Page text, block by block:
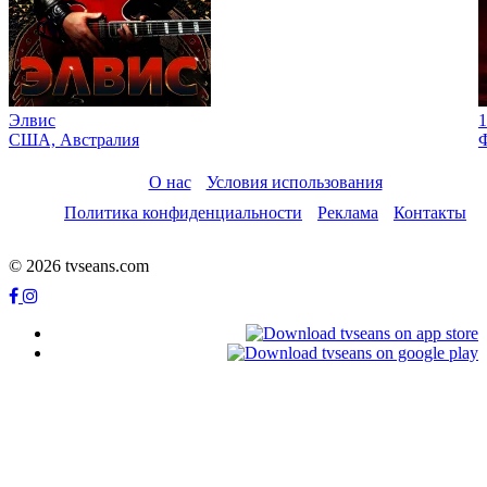
Элвис
США, Австралия
О нас
Условия использования
Политика конфиденциальности
Реклама Контакты
© 2026 tvseans.com